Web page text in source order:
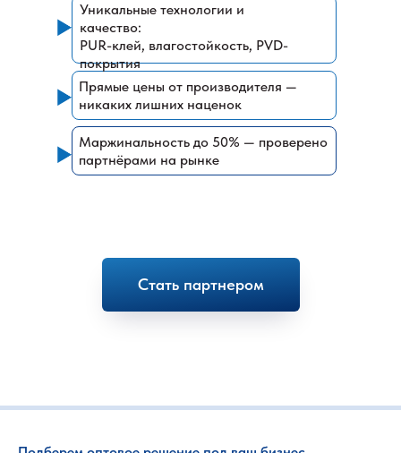
Уникальные технологии и
качество:
PUR-клей, влагостойкость, PVD-
покрытия
Маржинальность до 50% — проверено
партнёрами на рынке
Прямые цены от производителя —
никаких лишних наценок
Стать партнером